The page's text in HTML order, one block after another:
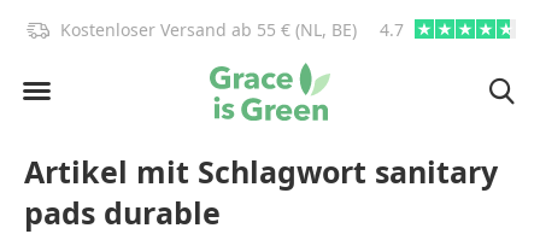
Kostenloser Versand ab 55 € (NL, BE) 4.7
Artikel mit Schlagwort sanitary
pads durable